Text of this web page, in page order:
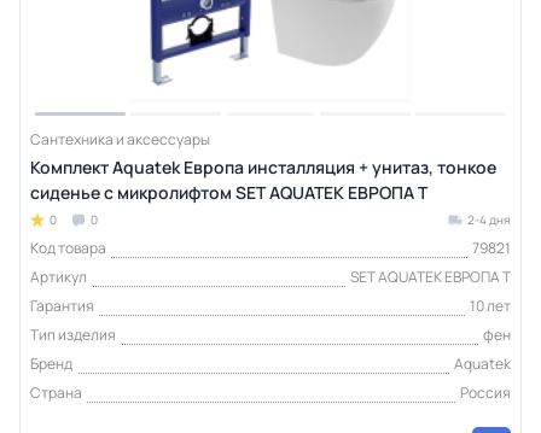
Сантехника и аксессуары
Комплект Aquatek Европа инсталляция + унитаз, тонкое
сиденье с микролифтом SET AQUATEK ЕВРОПА T
0 0 2-4 дня
Код товара
79821
Артикул
SET AQUATEK ЕВРОПА T
Гарантия
10 лет
Тип изделия
фен
Бренд
Aquatek
Страна
Россия